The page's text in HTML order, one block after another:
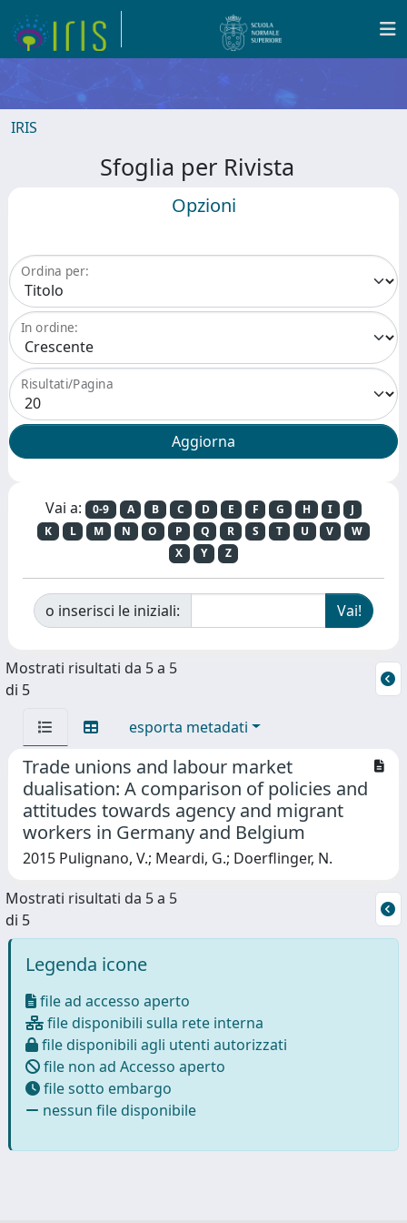
IRIS
Sfoglia per Rivista
Opzioni
Ordina per:
In ordine:
Risultati/Pagina
Vai a: 0-9 A B C D E F G H I
J
K
L M N O P Q R S T U V
W
X
Y Z
o inserisci le iniziali:
Mostrati risultati da 5 a 5
di 5
esporta metadati
Trade unions and labour market
dualisation: A comparison of policies and
attitudes towards agency and migrant
workers in Germany and Belgium
2015 Pulignano, V.; Meardi, G.; Doerflinger, N.
Mostrati risultati da 5 a 5
di 5
Legenda icone
file ad accesso aperto
file disponibili sulla rete interna
file disponibili agli utenti autorizzati
file non ad Accesso aperto
file sotto embargo
nessun file disponibile